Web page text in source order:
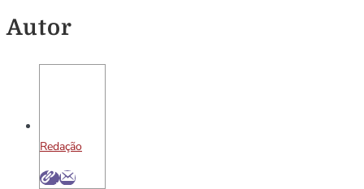
Autor
Redação